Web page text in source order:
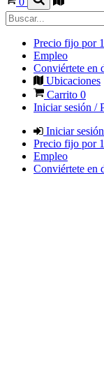
Precio fijo por
Empleo
Conviértete en
Ubicaciones
Carrito 0
Iniciar sesión /
Iniciar
Precio fijo por
Empleo
Conviértete en